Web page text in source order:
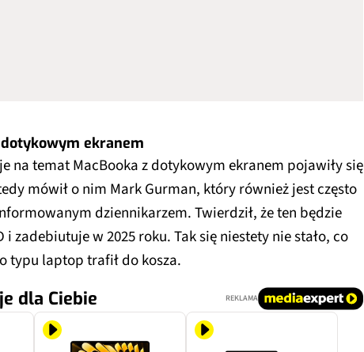
ekranem
na temat MacBooka z dotykowym ekranem pojawiły się
mówił o nim Mark Gurman, który również jest często
dziennikarzem. Twierdził, że ten będzie
i zadebiutuje w 2025 roku. Tak się niestety nie stało, co
typu laptop trafił do kosza.
dla Ciebie REKLAMA